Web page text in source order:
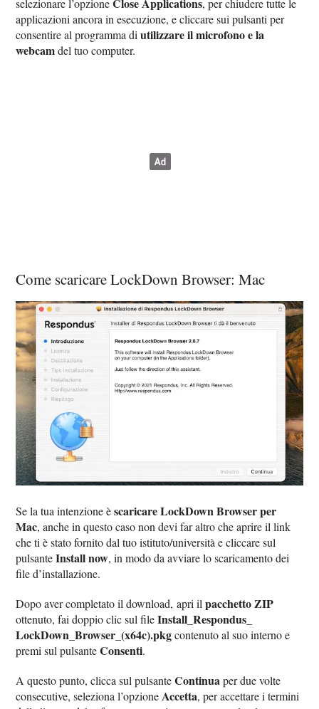
selezionare l’opzioneClose Applications, per chiudere tutte le
applicazioni ancora in esecuzione, e cliccare sui pulsanti per
consentire al programma diutilizzare il microfono e la
webcamdel tuo computer.
Come scaricare LockDown Browser: Mac
Se la tua intenzione èscaricare LockDown Browser per
Mac, anche in questo caso non devi far altro che aprire il link
che ti è stato fornito dal tuo istituto/università e cliccare sul
pulsanteInstall now, in modo da avviare lo scaricamento dei
file d’installazione.
Dopo aver completato il download, apri ilpacchetto ZIP
ottenuto, fai doppio clic sul fileInstall_Respondus_
LockDown_Browser_(x64c).pkgcontenuto al suo interno e
premi sul pulsanteConsenti.
A questo punto, clicca sul pulsanteContinuaper due volte
consecutive, seleziona l’opzioneAccetta, per accettare i termini